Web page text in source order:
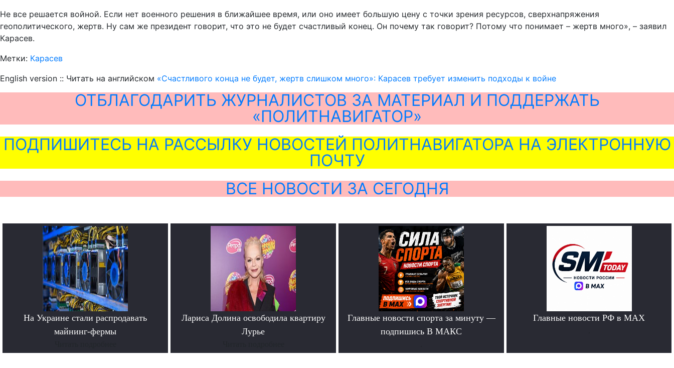
Не все решается войной. Если нет военного решения в ближайшее время, или оно имеет большую цену с точки зрения ресурсов, сверхнапряжения
геополитического, жертв. Ну сам же президент говорит, что это не будет счастливый конец. Он почему так говорит? Потому что понимает – жертв много», – заявил
Карасев.
Метки: Карасев
English version :: Читать на английском «Счастливого конца не будет, жертв слишком много»: Карасев требует изменить подходы к войне
ОТБЛАГОДАРИТЬ ЖУРНАЛИСТОВ ЗА МАТЕРИАЛ И ПОДДЕРЖАТЬ
«ПОЛИТНАВИГАТОР»
ПОДПИШИТЕСЬ НА РАССЫЛКУ НОВОСТЕЙ ПОЛИТНАВИГАТОРА НА ЭЛЕКТРОННУЮ
ПОЧТУ
ВСЕ НОВОСТИ ЗА СЕГОДНЯ
На Украине стали распродавать
майнинг-фермы
Лариса Долина освободила квартиру
Лурье
Главные новости спорта за минуту —
подпишись В МАКС
Главные новости РФ в MAX